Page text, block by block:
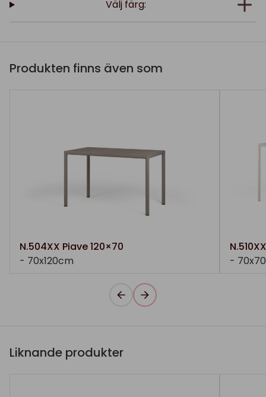
Välj färg:
Produkten finns även som
N.504XX Piave 120×70
- 70x120cm
-
Liknande produkter